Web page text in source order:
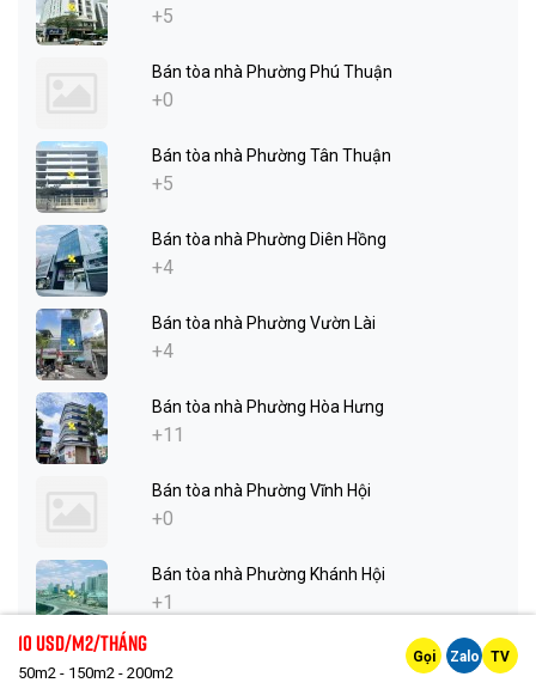
+5
Bán tòa nhà Phường Phú Thuận
+0
Bán tòa nhà Phường Tân Thuận
+5
Bán tòa nhà Phường Diên Hồng
+4
Bán tòa nhà Phường Vườn Lài
+4
Bán tòa nhà Phường Hòa Hưng
+11
Bán tòa nhà Phường Vĩnh Hội
+0
Bán tòa nhà Phường Khánh Hội
+1
10 Usd/m2/tháng
50m2 - 150m2 - 200m2
Gọi Zalo TV